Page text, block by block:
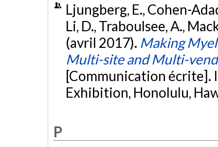
Ljungberg, E., Cohen-
Li, D., Traboulsee, A.,
(avril 2017). Making
Multi-site and Multi-
[Communication écrite].
Exhibition, Honolulu,
P